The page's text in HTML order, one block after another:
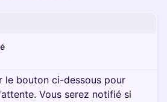
le bouton ci-dessous pour
Vous serez notifié si